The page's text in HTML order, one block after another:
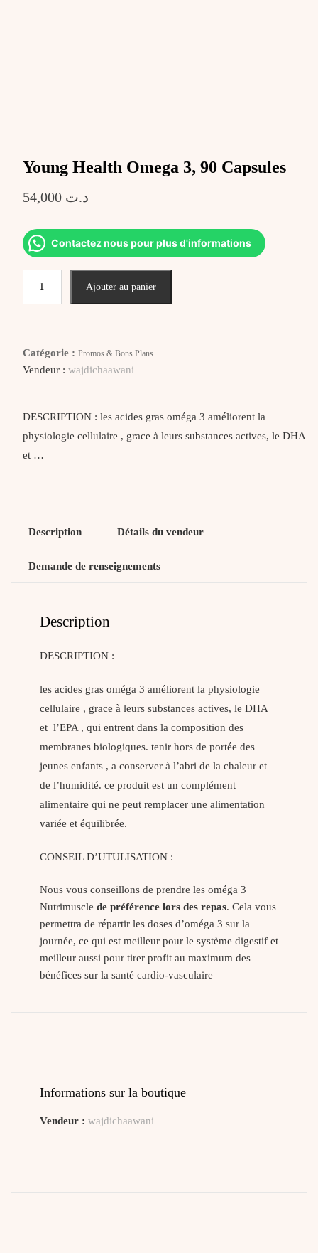
Young Health Omega 3, 90 Capsules
د.ت 54,000
Contactez nous pour plus d'informations
Ajouter au panier
Catégorie : Promos & Bons Plans
Vendeur : wajdichaawani
DESCRIPTION : les acides gras oméga 3 améliorent la
physiologie cellulaire , grace à leurs substances actives, le DHA
et …
Description Détails du vendeur
Demande de renseignements
Description
DESCRIPTION :
les acides gras oméga 3 améliorent la physiologie
cellulaire , grace à leurs substances actives, le DHA
et l’EPA , qui entrent dans la composition des
membranes biologiques. tenir hors de portée des
jeunes enfants , a conserver à l’abri de la chaleur et
de l’humidité. ce produit est un complément
alimentaire qui ne peut remplacer une alimentation
variée et équilibrée.
CONSEIL D’UTULISATION :
Nous vous conseillons de prendre les oméga 3
Nutrimuscle de préférence lors des repas. Cela vous
permettra de répartir les doses d’oméga 3 sur la
journée, ce qui est meilleur pour le système digestif et
meilleur aussi pour tirer profit au maximum des
bénéfices sur la santé cardio-vasculaire
Informations sur la boutique
Vendeur : wajdichaawani